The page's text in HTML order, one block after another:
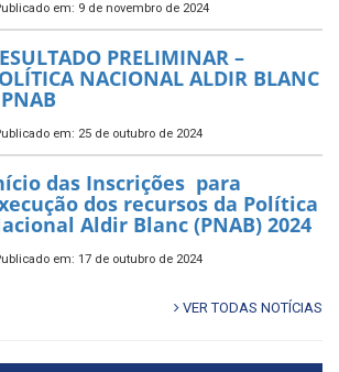
em: 9 de novembro de 2024
PRELIMINAR –
NACIONAL ALDIR BLANC
em: 25 de outubro de 2024
das Inscrições para
dos recursos da Política
Aldir Blanc (PNAB) 2024
em: 17 de outubro de 2024
VER TODAS NOTÍCIAS